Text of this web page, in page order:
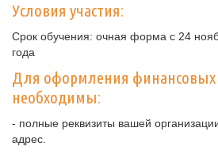
Условия участия:
Срок обучения: очная форма с 24
года
Для оформления финансовых
необходимы:
- полные реквизиты вашей
адрес.